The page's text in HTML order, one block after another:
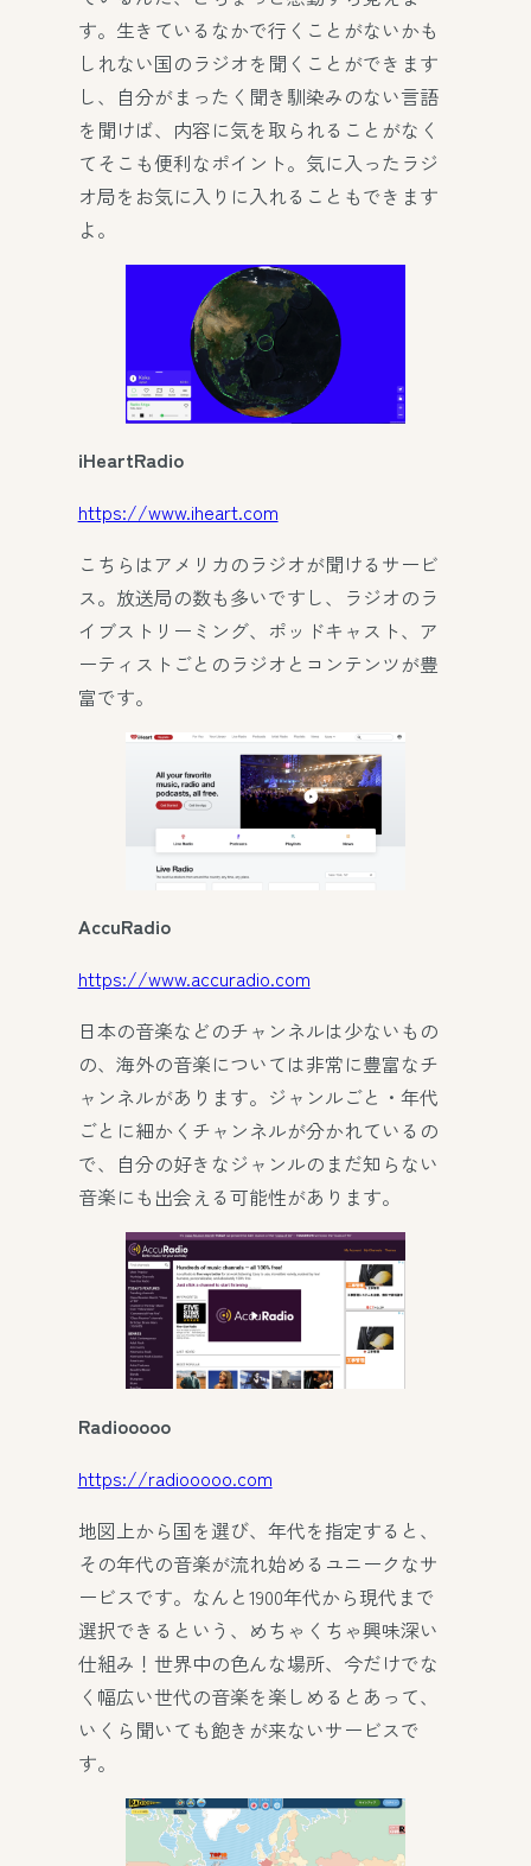
す。生きているなかで行くことがないかも
しれない国のラジオを聞くことができます
し、自分がまったく聞き馴染みのない言語
を聞けば、内容に気を取られることがなく
てそこも便利なポイント。気に入ったラジ
オ局をお気に入りに入れることもできます
よ。
iHeartRadio
https://www.iheart.com
こちらはアメリカのラジオが聞けるサービ
ス。放送局の数も多いですし、ラジオのラ
イブストリーミング、ポッドキャスト、ア
ーティストごとのラジオとコンテンツが豊
富です。
AccuRadio
https://www.accuradio.com
日本の音楽などのチャンネルは少ないもの
の、海外の音楽については非常に豊富なチ
ャンネルがあります。ジャンルごと・年代
ごとに細かくチャンネルが分かれているの
で、自分の好きなジャンルのまだ知らない
音楽にも出会える可能性があります。
Radiooooo
https://radiooooo.com
地図上から国を選び、年代を指定すると、
その年代の音楽が流れ始めるユニークなサ
ービスです。なんと1900年代から現代まで
選択できるという、めちゃくちゃ興味深い
仕組み！世界中の色んな場所、今だけでな
く幅広い世代の音楽を楽しめるとあって、
いくら聞いても飽きが来ないサービスで
す。